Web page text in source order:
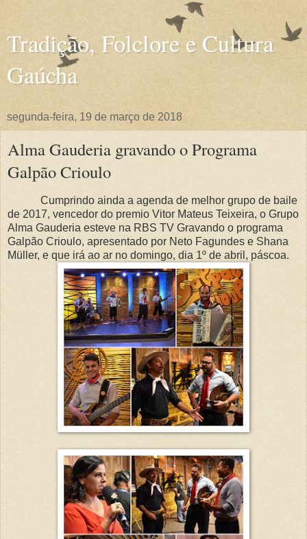
Tradição, Folclore e Cultura
Gaúcha
segunda-feira, 19 de março de 2018
Alma Gauderia gravando o Programa
Galpão Crioulo
Cumprindo ainda a agenda de melhor grupo de baile
de 2017, vencedor do premio Vitor Mateus Teixeira, o Grupo
Alma Gauderia esteve na RBS TV Gravando o programa
Galpão Crioulo, apresentado por Neto Fagundes e Shana
Müller, e que irá ao ar no domingo, dia 1º de abril, páscoa.